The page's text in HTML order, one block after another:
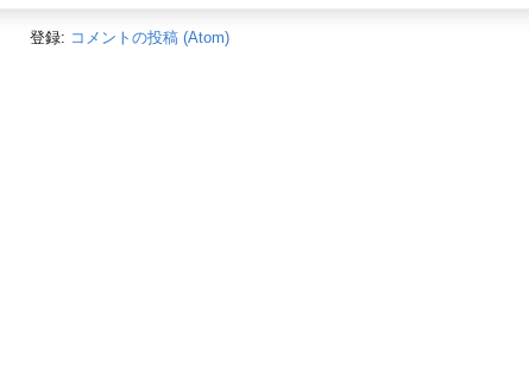
登録: コメントの投稿 (Atom)